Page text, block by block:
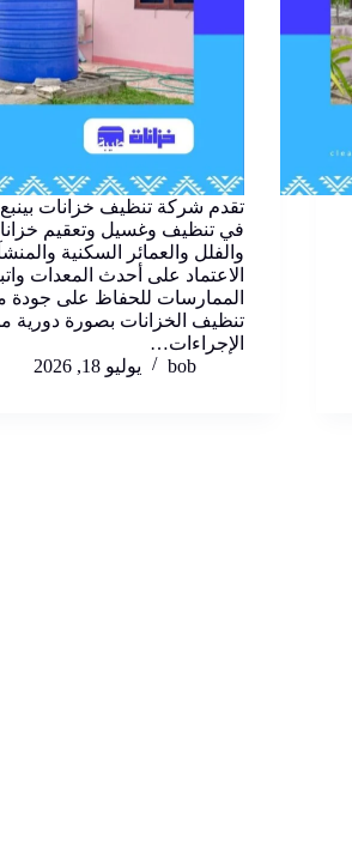
تقدم شركة تنظيف خزانات
في تنظيف وغسيل وتعقيم
والفلل والعمائر السكنية
الاعتماد على أحدث المعدات
الممارسات للحفاظ على جودة
تنظيف الخزانات بصورة دورية
الإجراءات…
bob
يوليو 18, 2026